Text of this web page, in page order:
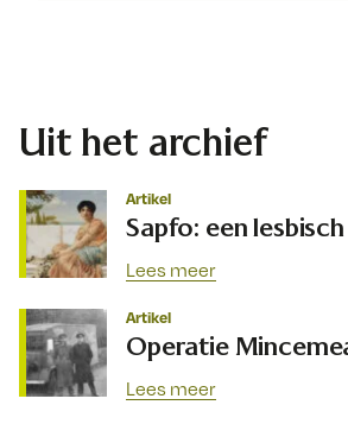
Uit het archief
Artikel
Sapfo: een
Lees meer
Artikel
Operatie
Lees meer